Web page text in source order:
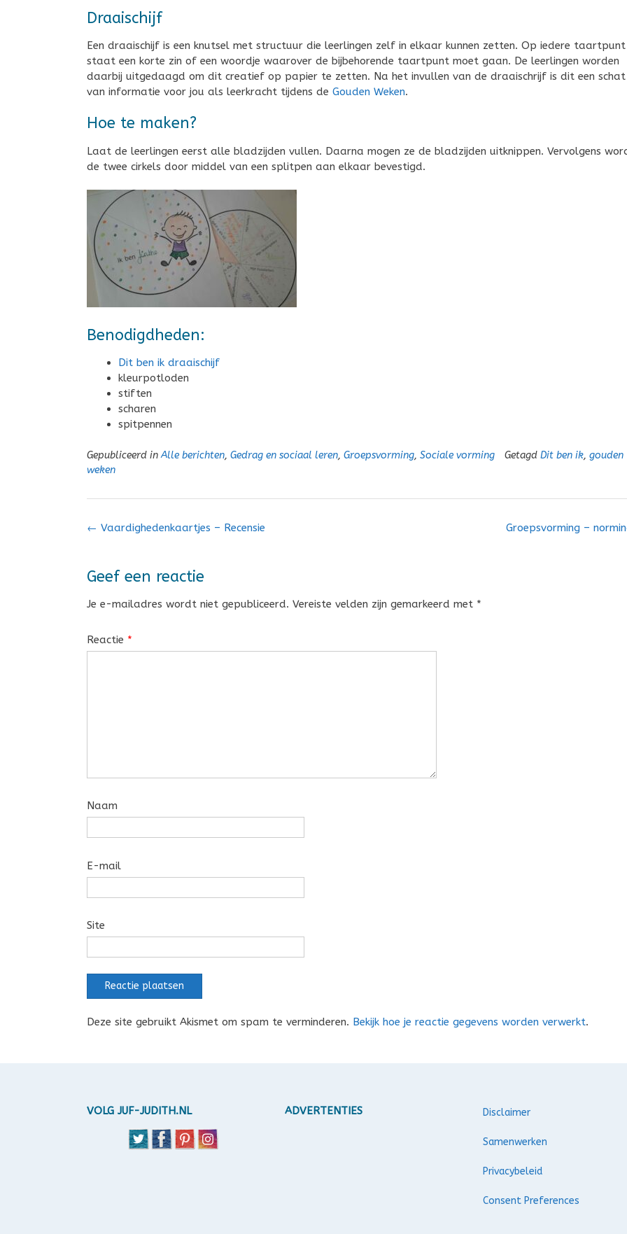
Draaischijf
Een draaischijf is een knutsel met structuur die leerlingen zelf in elkaar kunnen zetten. Op iedere taartpunt
staat een korte zin of een woordje waarover de bijbehorende taartpunt moet gaan. De leerlingen worden
daarbij uitgedaagd om dit creatief op papier te zetten. Na het invullen van de draaischrijf is dit een schat
van informatie voor jou als leerkracht tijdens de Gouden Weken.
Hoe te maken?
Laat de leerlingen eerst alle bladzijden vullen. Daarna mogen ze de bladzijden uitknippen. Vervolgens
de twee cirkels door middel van een splitpen aan elkaar bevestigd.
Benodigdheden:
Dit ben ik draaischijf
kleurpotloden
stiften
scharen
spitpennen
Gepubliceerd inAlle berichten, Gedrag en sociaal leren, Groepsvorming, Sociale vorming Getagd Dit ben ik, gouden
weken
Bericht
Groepsvorming –
← Vaardighedenkaartjes – Recensie
Geef een reactie
Je e-mailadres wordt niet gepubliceerd. Vereiste velden zijn gemarkeerd met *
Reactie *
Naam
E-mail
Site
Deze site gebruikt Akismet om spam te verminderen. Bekijk hoe je reactie gegevens worden verwerkt.
VOLG JUF-JUDITH.NL ADVERTENTIES Disclaimer
Samenwerken
Privacybeleid
Consent Preferences